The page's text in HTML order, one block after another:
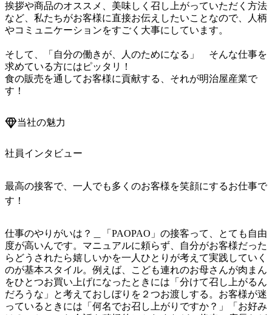
挨拶や商品のオススメ、美味しく召し上がっていただく方法
など、私たちがお客様に直接お伝えしたいことなので、人柄
やコミュニケーションをすごく大事にしています。
そして、「自分の働きが、人のためになる」　そんな仕事を
求めている方にはピッタリ！
食の販売を通してお客様に貢献する、それが明治屋産業で
す！
当社の魅力
社員インタビュー
最高の接客で、一人でも多くのお客様を笑顔にするお仕事で
す！
仕事のやりがいは？＿「PAOPAO」の接客って、とても自由
度が高いんです。マニュアルに頼らず、自分がお客様だった
らどうされたら嬉しいかを一人ひとりが考えて実践していく
のが基本スタイル。例えば、こども連れのお母さんが肉まん
をひとつお買い上げになったときには「分けて召し上がるん
だろうな」と考えておしぼりを２つお渡しする。お客様が迷
っているときには「何名でお召し上がりですか？」「お好み